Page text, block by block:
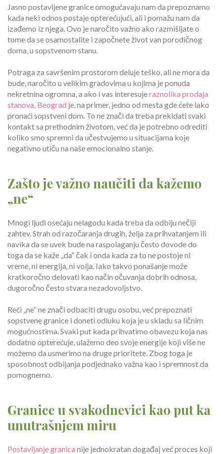
Jasno postavljene granice omogućavaju nam da prepoznamo
kada neki odnos postaje opterećujući, ali i pomažu nam da
izađemo iz njega. Ovo je naročito važno ako razmišljate o
tome da se osamostalite i započnete život van porodičnog
doma, u sopstvenom stanu.
Potraga za savršenim prostorom deluje teško, ali ne mora da
bude, naročito u velikim gradovima u kojima je ponuda
nekretnina ogromna, a ako i vas interesujeraznolika prodaja
stanova, Beograd je, na primer, jedno od mesta gde ćete lako
pronaći sopstveni dom. To ne znači da treba prekidati svaki
kontakt sa prethodnim životom, već da je potrebno odrediti
koliko smo spremni da učestvujemo u situacijama koje
negativno utiču na naše emocionalno stanje.
Zašto je važno naučiti da kažemo
„ne“
Mnogi ljudi osećaju nelagodu kada treba da odbiju nečiji
zahtev. Strah od razočaranja drugih, želja za prihvatanjem ili
navika da se uvek bude na raspolaganju često dovode do
toga da se kaže „da“ čak i onda kada za to ne postoje ni
vreme, ni energija, ni volja. Iako takvo ponašanje može
kratkoročno delovati kao način očuvanja dobrih odnosa,
dugoročno često stvara nezadovoljstvo.
Reći „ne“ ne znači odbaciti drugu osobu, već prepoznati
sopstvene granice i doneti odluku koja je u skladu sa ličnim
mogućnostima. Svaki put kada prihvatimo obavezu koja nas
dodatno opterećuje, ulažemo deo svoje energije koji više ne
možemo da usmerimo na druge prioritete. Zbog toga je
sposobnost odbijanja podjednako važna kao i spremnost da
pomognemo.
Granice u svakodnevici kao put ka
unutrašnjem miru
Postavljanje granica nije jednokratan događaj već proces koji